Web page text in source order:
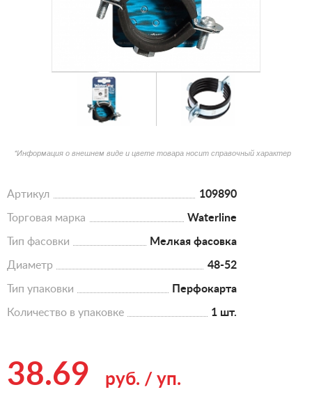
*Информация о внешнем виде и цвете товара носит справочный характер
Артикул 109890
Торговая марка Waterline
Тип фасовки Мелкая фасовка
Диаметр 48-52
Тип упаковки Перфокарта
Количество в упаковке 1 шт.
38.69 руб. / уп.